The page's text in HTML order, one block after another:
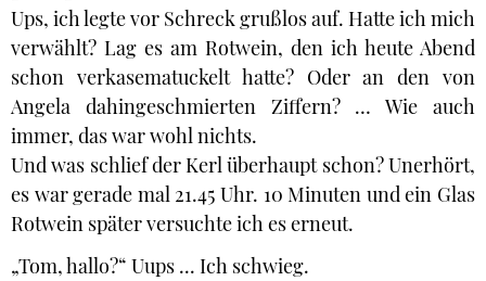
Ups, ich legte vor Schreck grußlos auf. Hatte ich mich
verwählt? Lag es am Rotwein, den ich heute Abend
schon verkasematuckelt hatte? Oder an den von
Angela dahingeschmierten Ziffern? … Wie auch
immer, das war wohl nichts.
Und was schlief der Kerl überhaupt schon? Unerhört,
es war gerade mal 21.45 Uhr. 10 Minuten und ein Glas
Rotwein später versuchte ich es erneut.
„Tom, hallo?“ Uups ... Ich schwieg.